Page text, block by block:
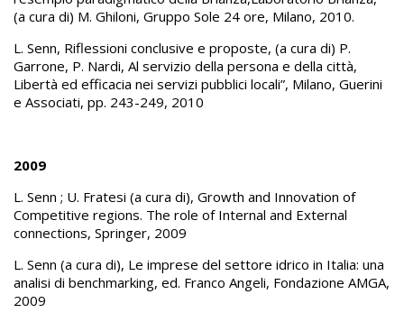
(a cura di) M. Ghiloni, Gruppo Sole 24 ore, Milano, 2010.
L. Senn, Riflessioni conclusive e proposte, (a cura di) P.
Garrone, P. Nardi, Al servizio della persona e della città,
Libertà ed efficacia nei servizi pubblici locali”, Milano, Guerini
e Associati, pp. 243-249, 2010
2009
L. Senn ; U. Fratesi (a cura di), Growth and Innovation of
Competitive regions. The role of Internal and External
connections, Springer, 2009
L. Senn (a cura di), Le imprese del settore idrico in Italia: una
analisi di benchmarking, ed. Franco Angeli, Fondazione AMGA,
2009